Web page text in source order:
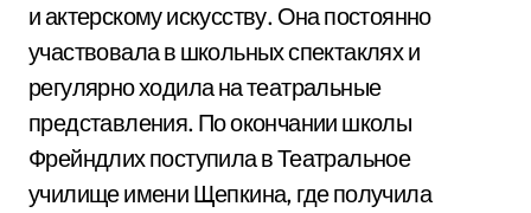
и актерскому искусству. Она постоянно
участвовала в школьных спектаклях и
регулярно ходила на театральные
представления. По окончании школы
Фрейндлих поступила в Театральное
училище имени Щепкина, где получила